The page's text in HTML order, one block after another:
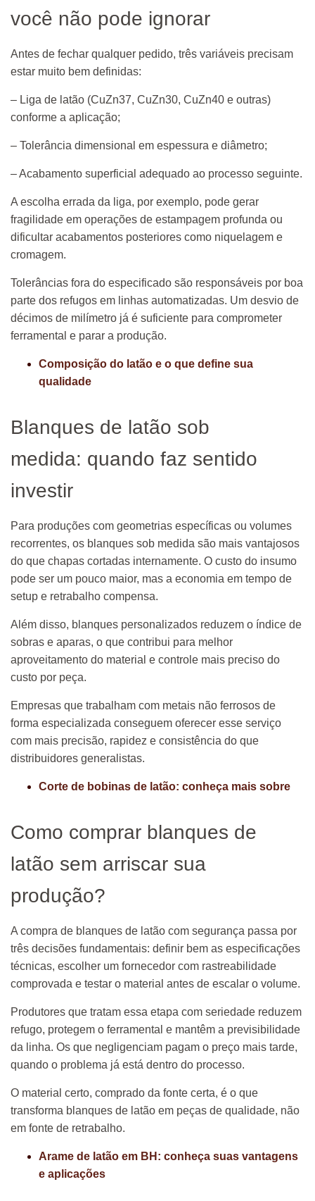
você não pode ignorar
Antes de fechar qualquer pedido, três variáveis precisam
estar muito bem definidas:
– Liga de latão (CuZn37, CuZn30, CuZn40 e outras)
conforme a aplicação;
– Tolerância dimensional em espessura e diâmetro;
– Acabamento superficial adequado ao processo seguinte.
A escolha errada da liga, por exemplo, pode gerar
fragilidade em operações de estampagem profunda ou
dificultar acabamentos posteriores como niquelagem e
cromagem.
Tolerâncias fora do especificado são responsáveis por boa
parte dos refugos em linhas automatizadas. Um desvio de
décimos de milímetro já é suficiente para comprometer
ferramental e parar a produção.
Composição do latão e o que define sua
qualidade
Blanques de latão sob
medida: quando faz sentido
investir
Para produções com geometrias específicas ou volumes
recorrentes, os blanques sob medida são mais vantajosos
do que chapas cortadas internamente. O custo do insumo
pode ser um pouco maior, mas a economia em tempo de
setup e retrabalho compensa.
Além disso, blanques personalizados reduzem o índice de
sobras e aparas, o que contribui para melhor
aproveitamento do material e controle mais preciso do
custo por peça.
Empresas que trabalham com metais não ferrosos de
forma especializada conseguem oferecer esse serviço
com mais precisão, rapidez e consistência do que
distribuidores generalistas.
Corte de bobinas de latão: conheça mais sobre
Como comprar blanques de
latão sem arriscar sua
produção?
A compra de blanques de latão com segurança passa por
três decisões fundamentais: definir bem as especificações
técnicas, escolher um fornecedor com rastreabilidade
comprovada e testar o material antes de escalar o volume.
Produtores que tratam essa etapa com seriedade reduzem
refugo, protegem o ferramental e mantêm a previsibilidade
da linha. Os que negligenciam pagam o preço mais tarde,
quando o problema já está dentro do processo.
O material certo, comprado da fonte certa, é o que
transforma blanques de latão em peças de qualidade, não
em fonte de retrabalho.
Arame de latão em BH: conheça suas vantagens
e aplicações